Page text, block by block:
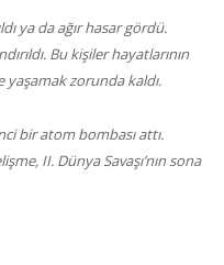
ya da ağır hasar gördü.
Bu kişiler hayatlarının
yaşamak zorunda kaldı.
bir atom bombası attı.
II. Dünya Savaşı’nın sona